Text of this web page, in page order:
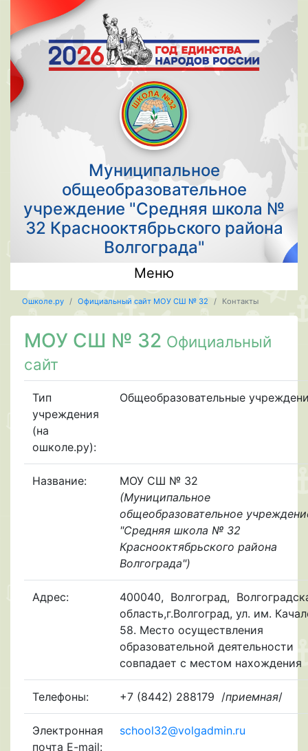
Муниципальное
общеобразовательное
учреждение "Средняя школа №
32 Краснооктябрьского района
Волгограда"
Меню
Ошколе.ру Официальный сайт МОУ СШ № 32 Контакты
МОУ СШ № 32 Официальный
сайт
Тип
учреждения
(на
ошколе.ру):
Общеобразовательные
Название:
МОУ СШ № 32
(Муниципальное
общеобразовательное
"Средняя школа № 32
Краснооктябрьского района
Волгограда")
Адрес: 400040, Волгоград,
область,г.Волгоград, ул. им.
58. Место осуществления
образовательной деятельности
совпадает с местом нахождения
Телефоны: +7 (8442) 288179 /приемная/
Электронная
почта E-mail:
school32@volgadmin.ru